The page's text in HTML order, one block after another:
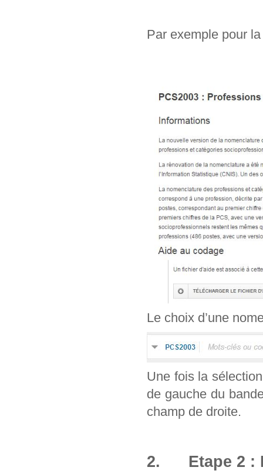
Par exemple pour
Le choix d’une
Une fois la
de gauche du
champ de droite.
2. Etape 2 :